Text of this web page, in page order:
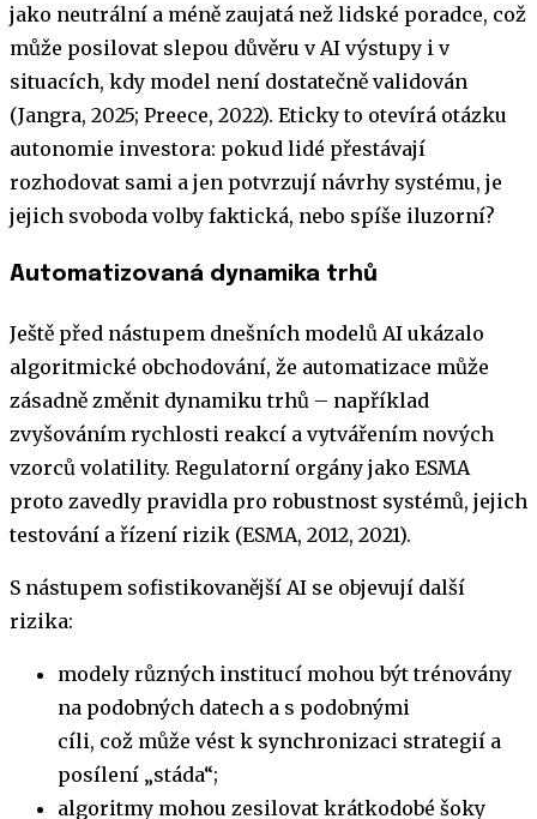
jako neutrální a méně zaujatá než lidské poradce, což
může posilovat slepou důvěru v AI výstupy i v
situacích, kdy model není dostatečně validován
(Jangra, 2025; Preece, 2022). Eticky to otevírá otázku
autonomie investora: pokud lidé přestávají
rozhodovat sami a jen potvrzují návrhy systému, je
jejich svoboda volby faktická, nebo spíše iluzorní?
Automatizovaná dynamika trhů
Ještě před nástupem dnešních modelů AI ukázalo
algoritmické obchodování, že automatizace může
zásadně změnit dynamiku trhů – například
zvyšováním rychlosti reakcí a vytvářením nových
vzorců volatility. Regulatorní orgány jako ESMA
proto zavedly pravidla pro robustnost systémů, jejich
testování a řízení rizik (ESMA, 2012, 2021).
S nástupem sofistikovanější AI se objevují další
rizika:
modely různých institucí mohou být trénovány
na podobných datech a s podobnými
cíli, což může vést k synchronizaci strategií a
posílení „stáda“;
algoritmy mohou zesilovat krátkodobé šoky